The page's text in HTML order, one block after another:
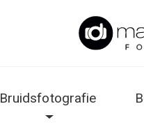
Bruidsfotografie